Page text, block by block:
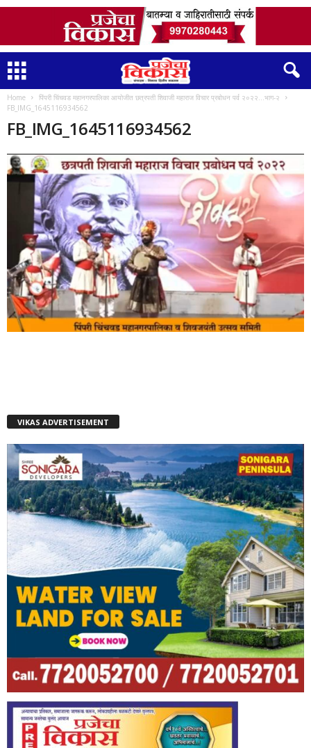
Home
पिंपरी चिंचवड महानगरपालिका आयोजीत छत्रपती शिवाजी महाराज विचार प्रबोधन पर्व २०२२…भाग-२
FB_IMG_1645116934562
FB_IMG_1645116934562
VIKAS ADVERTISEMENT